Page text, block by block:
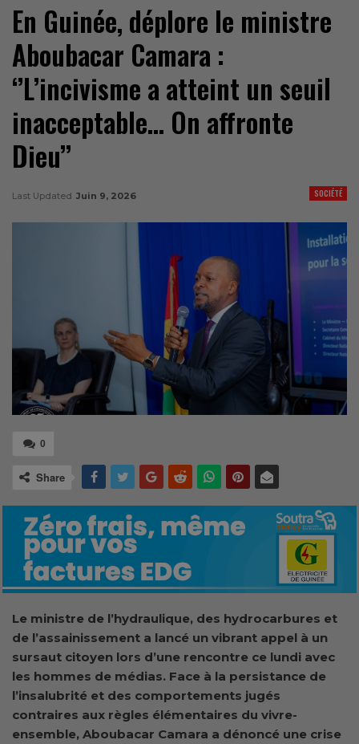
En Guinée, déplore le ministre
Aboubacar Camara :
‘’L’incivisme a atteint un seuil
inacceptable… On affronte
Dieu’’
SOCIÉTÉ
Last Updated Juin 9, 2026
0
Share
Le ministre de l’hydraulique, des hydrocarbures et
de l’assainissement a lancé un vibrant appel à un
sursaut citoyen lors d’une rencontre ce lundi avec
les hommes de médias. Face à la persistance de
l’insalubrité et des comportements jugés
contraires aux règles élémentaires du vivre-
ensemble, Aboubacar Camara a dénoncé une crise